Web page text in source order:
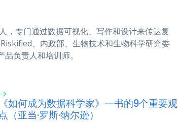
专门通过数据可视化、写作和设计来传达复
、内政部、生物技术和生物科学研究委
负责人和培训师。
《如何成为数据科学家》一书的9个重要观
点（亚当·罗斯·纳尔逊）